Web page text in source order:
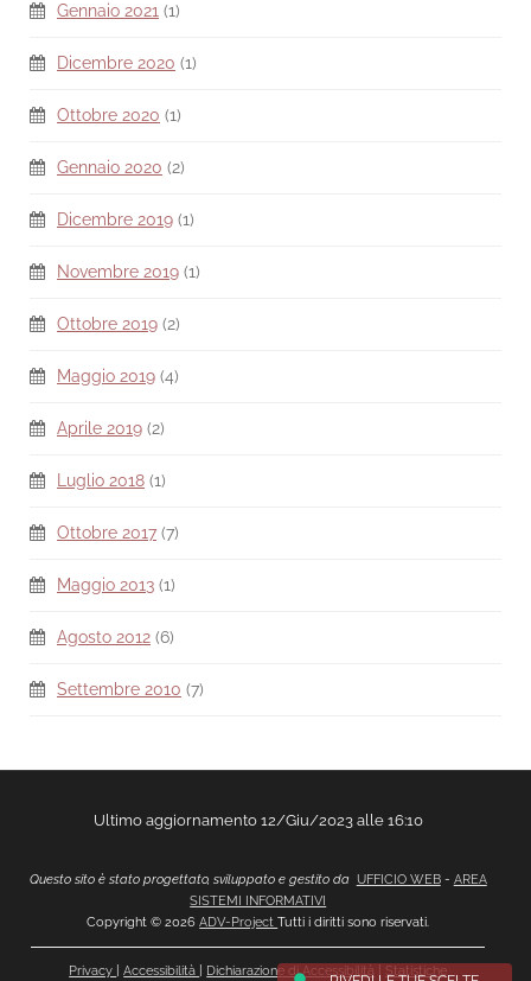
Gennaio 2021 (1)
Dicembre 2020 (1)
Ottobre 2020 (1)
Gennaio 2020 (2)
Dicembre 2019 (1)
Novembre 2019 (1)
Ottobre 2019 (2)
Maggio 2019 (4)
Aprile 2019 (2)
Luglio 2018 (1)
Ottobre 2017 (7)
Maggio 2013 (1)
Agosto 2012 (6)
Settembre 2010 (7)
Ultimo aggiornamento 12/Giu/2023 alle 16:10
Questo sito è stato progettato, sviluppato e gestito da UFFICIO WEB- AREA
SISTEMI INFORMATIVI
Copyright © 2026ADV-ProjectTutti i diritti sono riservati.
Privacy |Accessibilità Dichiarazione di Accessibilità Statistiche